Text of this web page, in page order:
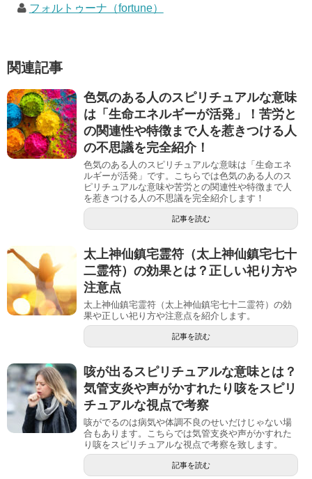
フォルトゥーナ（fortune）
関連記事
色気のある人のスピリチュアルな意味
は「生命エネルギーが活発」！苦労と
の関連性や特徴まで人を惹きつける人
の不思議を完全紹介！
色気のある人のスピリチュアルな意味は「生命エネ
ルギーが活発」です。こちらでは色気のある人のス
ピリチュアルな意味や苦労との関連性や特徴まで人
を惹きつける人の不思議を完全紹介します！
記事を読む
太上神仙鎮宅霊符（太上神仙鎮宅七十
二霊符）の効果とは？正しい祀り方や
注意点
太上神仙鎮宅霊符（太上神仙鎮宅七十二霊符）の効
果や正しい祀り方や注意点を紹介します。
記事を読む
咳が出るスピリチュアルな意味とは？
気管支炎や声がかすれたり咳をスピリ
チュアルな視点で考察
咳がでるのは病気や体調不良のせいだけじゃない場
合もあります。こちらでは気管支炎や声がかすれた
り咳をスピリチュアルな視点で考察を致します。
記事を読む